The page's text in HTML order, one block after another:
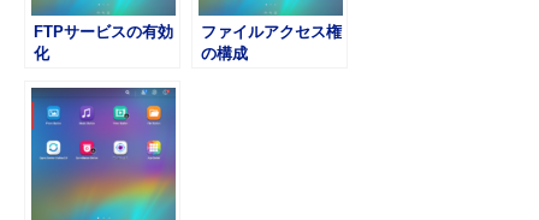
FTPサービスの有効
化
ファイルアクセス権
の構成